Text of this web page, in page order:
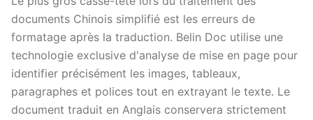
documents Chinois simplifié est les erreurs de
formatage après la traduction. Belin Doc utilise une
technologie exclusive d'analyse de mise en page pour
identifier précisément les images, tableaux,
paragraphes et polices tout en extrayant le texte. Le
document traduit en Anglais conservera strictement